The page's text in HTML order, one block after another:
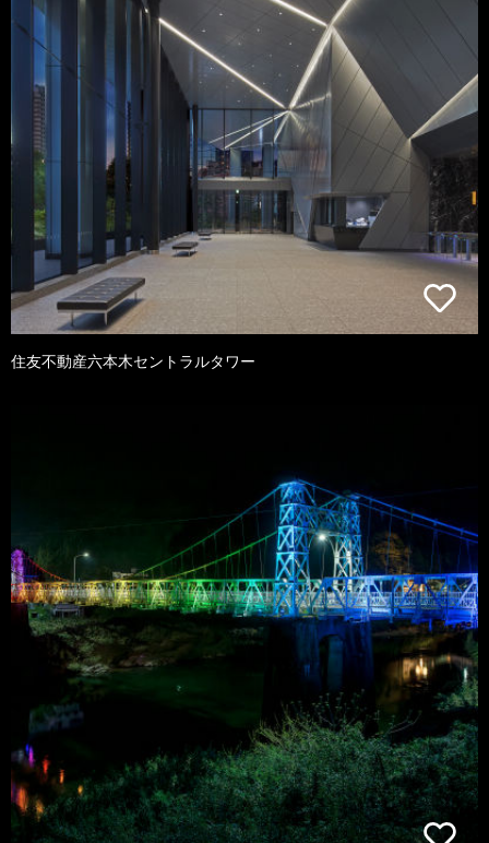
住友不動産六本木セントラルタワー